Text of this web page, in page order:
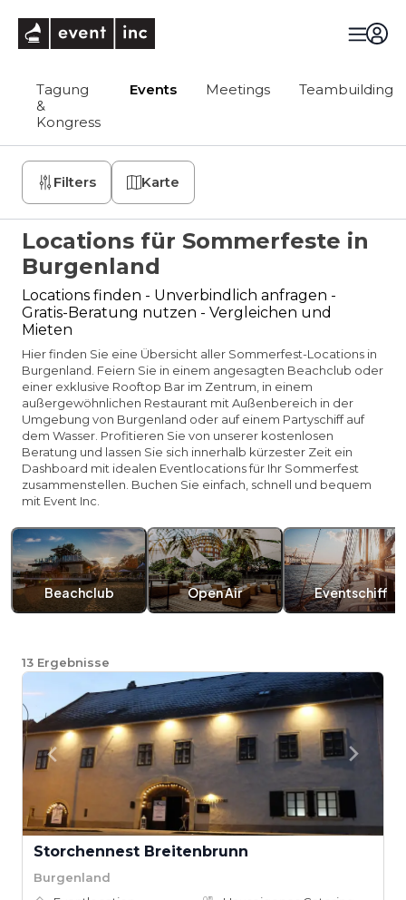
Tagung
&
Kongress
Events Meetings Teambuilding
Filters Karte
Locations für Sommerfeste in
Burgenland
Locations finden - Unverbindlich anfragen -
Gratis-Beratung nutzen - Vergleichen und
Mieten
Hier finden Sie eine Übersicht aller Sommerfest-Locations in
Burgenland. Feiern Sie in einem angesagten Beachclub oder
einer exklusive Rooftop Bar im Zentrum, in einem
außergewöhnlichen Restaurant mit Außenbereich in der
Umgebung von Burgenland oder auf einem Partyschiff auf
dem Wasser. Profitieren Sie von unserer kostenlosen
Beratung und lassen Sie sich innerhalb kürzester Zeit ein
Dashboard mit idealen Eventlocations für Ihr Sommerfest
zusammenstellen. Buchen Sie einfach, schnell und bequem
mit Event Inc.
Beachclub Open Air Eventschiff
13 Ergebnisse
Storchennest Breitenbrunn
Burgenland